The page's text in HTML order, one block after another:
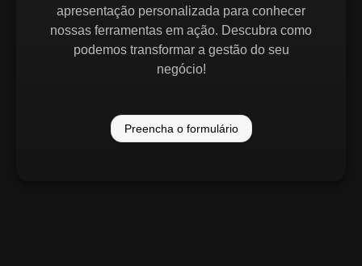
apresentação personalizada para conhecer
nossas ferramentas em ação. Descubra como
podemos transformar a gestão do seu
negócio!
Preencha o formulário